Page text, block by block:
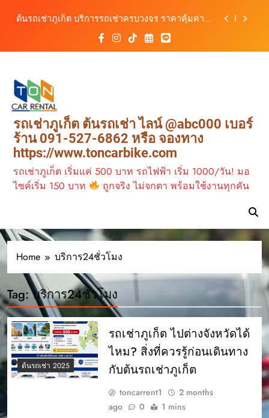
เดินทางสะดวกทุกเส้นทาง
รถเช่าภูเก็ต มอเตอร์ไซค์ ทางเลือกเดินทางง่าย เที่ยว
ภูเก็ตคล่องตัว กับต้นรถเช่าภูเก็ต
วิเคราะห์ตลาดรถเช่าภูเก็ต 3 เดือนข้างหน้า:
สิงหาคม–ตุลาคม 2569
ต้นรถเช่าภูเก็ต บริการรถเช่าครบวงจร ราคาคุ้มค่า
เดินทางสะดวกทุกเส้นทาง
รถเช่าภูเก็ต ต้นรถเช่า ไลน์ @abc000 เบอร์
ร้าน 091-527-6862 หรือ จองทาง
https://www.toncarbike.com
รถเช่าภูเก็ต เริ่มแค่ 500 บาท รถไฟฟ้า เริ่ม 1000/วัน! มอ
ไซค์เริ่ม 150 บาท
ถูกจริง ไม่จกตา พร้อมใช้งานทุกคัน
Home บริการ24ชั่วโมง
Tag:บริการ24ชั่วโมง
ต้นรถเช่า 2025
รถเช่าภูเก็ต ไปต่างจังหวัดได้
ไหม? สิ่งที่ควรรู้ก่อนเดินทาง
กับต้นรถเช่าภูเก็ต
toncarrent1
2 months
ago
0 1 mins